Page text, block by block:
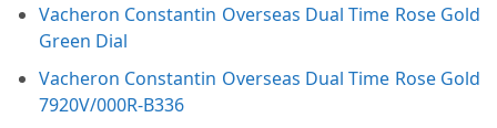
Vacheron Constantin Overseas Dual Time Rose Gold
Green Dial
Vacheron Constantin Overseas Dual Time Rose Gold
7920V/000R-B336